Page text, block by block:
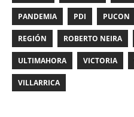
PANDEMIA PDI PUCON
REGIÓN ROBERTO NEIRA
ULTIMAHORA VICTORIA
VILLARRICA